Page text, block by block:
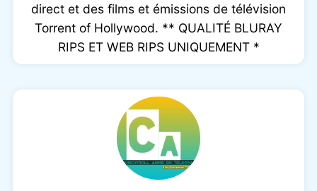
direct et des films et émissions de télévision
Torrent of Hollywood. ** QUALITÉ BLURAY
RIPS ET WEB RIPS UNIQUEMENT *